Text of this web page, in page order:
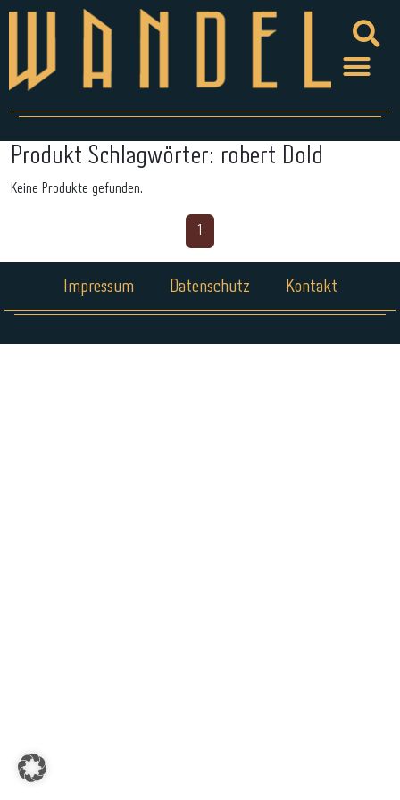
Produkt Schlagwörter: robert Dold
Keine Produkte gefunden.
Impressum Datenschutz Kontakt